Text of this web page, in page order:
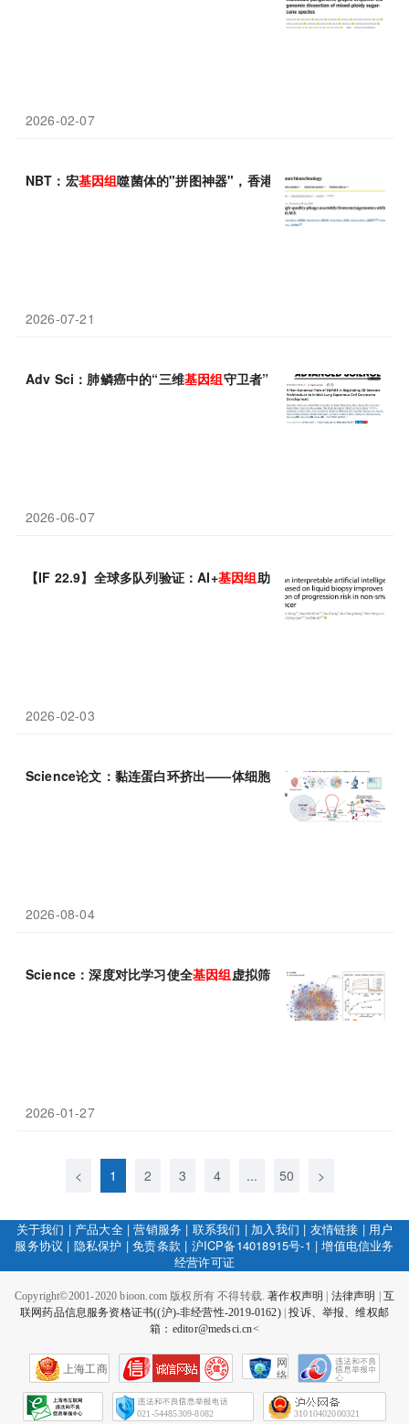
2026-02-07
NBT：宏基因组噬菌体的"拼图神器"，香港城市大学李帅成/汪建
2026-07-21
Adv Sci：肺鳞癌中的“三维基因组守卫者”：中国学者揭示
2026-06-07
【IF 22.9】全球多队列验证：AI+基因组助力肺癌复发精准预测
2026-02-03
Science论文：黏连蛋白环挤出——体细胞超突变的3D基因组“油
2026-08-04
Science：深度对比学习使全基因组虚拟筛选成为可能
2026-01-27
< 1 2 3 4 ... 50 >
关于我们 | 产品大全|营销服务 | 联系我们 | 加入我们 | 友情链接 | 用户
服务协议 | 隐私保护 |免责条款 | 沪ICP备14018915号-1 |增值电信业务
经营许可证
Copyright©2001-2020 bioon.com 版权所有 不得转载.著作权声明 法律声明
互
联网药品信息服务资格证书((沪)-非经营性-2019-0162)|投诉、举报、维权邮
箱：editor@medsci.cn<
上海工商
网
络
会
征
021-54485309-8082 31010402000321